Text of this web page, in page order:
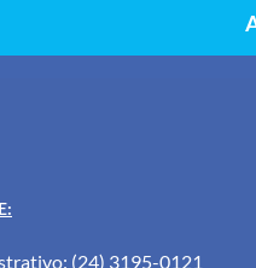
(24) 3195-0121